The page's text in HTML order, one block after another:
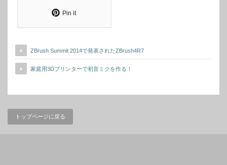
Pin it
ZBrush Summit 2014で発表されたZBrush4R7
家庭用3Dプリンターで初音ミクを作る！
トップページに戻る